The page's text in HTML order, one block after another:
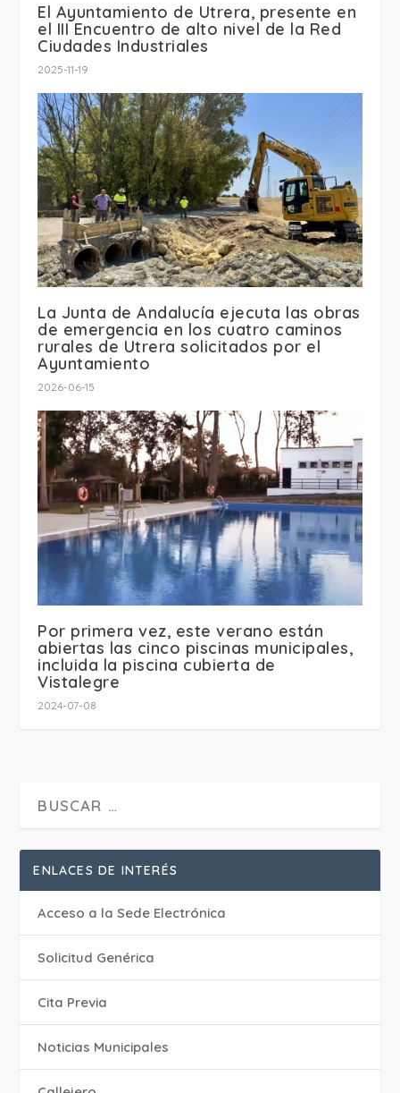
El Ayuntamiento de Utrera, presente en
el III Encuentro de alto nivel de la Red
Ciudades Industriales
2025-11-19
La Junta de Andalucía ejecuta las obras
de emergencia en los cuatro caminos
rurales de Utrera solicitados por el
Ayuntamiento
2026-06-15
Por primera vez, este verano están
abiertas las cinco piscinas municipales,
incluida la piscina cubierta de
Vistalegre
2024-07-08
ENLACES DE INTERÉS
Acceso a la Sede Electrónica
Solicitud Genérica
Cita Previa
‎Noticias Municipales